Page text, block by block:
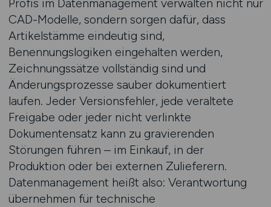
Profis im Datenmanagement verwalten nicht nur
CAD-Modelle, sondern sorgen dafür, dass
Artikelstämme eindeutig sind,
Benennungslogiken eingehalten werden,
Zeichnungssätze vollständig sind und
Änderungsprozesse sauber dokumentiert
laufen. Jeder Versionsfehler, jede veraltete
Freigabe oder jeder nicht verlinkte
Dokumentensatz kann zu gravierenden
Störungen führen – im Einkauf, in der
Produktion oder bei externen Zulieferern.
Datenmanagement heißt also: Verantwortung
übernehmen für technische